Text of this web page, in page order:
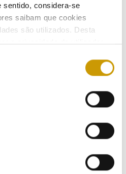
sentido, considera-se
saibam que cookies
são utilizados. Desta
a privacidade do utilizador,
obter mais informações